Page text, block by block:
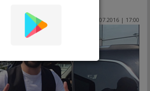
27.07.2016 | 17:00